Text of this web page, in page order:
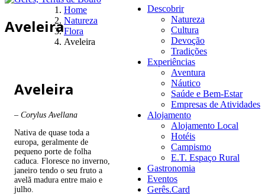
Descobrir
Natureza
Cultura
Devoção
Tradições
Experiências
Aventura
Náutico
Saúde e Bem-Estar
Empresas de Atividades
Alojamento
Alojamento Local
Hotéis
Campismo
E.T. Espaço Rural
Gastronomia
Eventos
Gerês.Card
Aveleira
Home
Natureza
Flora
Aveleira
Aveleira
–Corylus Avellana
Nativa de quase toda a
europa, geralmente de
pequeno porte de folha
caduca. Floresce no inverno,
janeiro tendo o seu fruto a
avelã madura entre maio e
julho.